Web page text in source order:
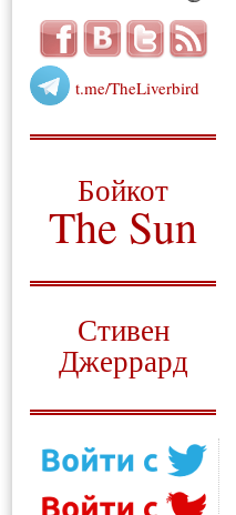
t.me/TheLiverbird
Бойкот
The Sun
Стивен
Джеррард